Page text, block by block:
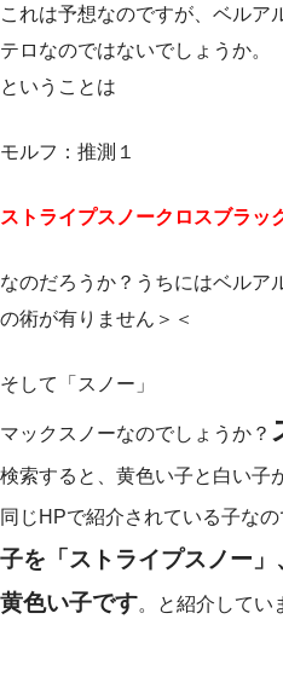
これは予想なのですが、ベルア
テロなのではないでしょうか。
ということは
モルフ：推測１
ストライプスノークロスブラッ
なのだろうか？うちにはベルア
の術が有りません＞＜
そして「スノー」
マックスノーなのでしょうか？
検索すると、黄色い子と白い子
同じHPで紹介されている子な
子を「ストライプスノー
黄色い子です。と紹介してい